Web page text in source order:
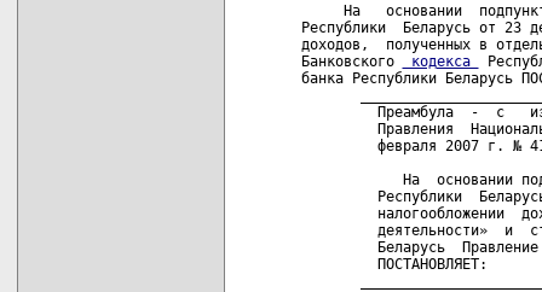
На   основании
Республики  Беларусь от 23
доходов,  полученных в
Банковского
кодекса Республики  Беларусь  Правление  Национального
банка Республики Беларусь ПОСТАНОВЛЯЕТ:  
       _______________________________________________ _______ ___ _
         Преамбула  -  с   изменениями,  внесенными   постановлением
         Правления  Национального  банка Республики  Беларусь  от  2
         февраля 2007 г. № 41
            
            На  основании подпункта 1.8 пункта 1 Декрета  Президента
         Республики  Беларусь  от  23  декабря  1999  г.  №  43   «О
         налогообложении  доходов,  полученных  в  отдельных  сферах
         деятельности»  и  статьи 26 Банковского кодекса  Республики
         Беларусь  Правление Национального банка Республики Беларусь
         ПОСТАНОВЛЯЕТ:
       _______________________________________________ _______ ___ _

     1.  Утвердить  прилагаемую  Инструкцию  о  порядке  определения
затрат  по  операциям с ценными бумагами, осуществляемым  банками  и
небанковскими кредитно-финансовыми организациями.
     2.  Разъяснения по порядку применения норм Инструкции о порядке
определения  затрат по операциям с ценными бумагами,  осуществляемым
банками  и  небанковскими кредитно-финансовыми организациями,  могут
быть   даны   за   подписью   заместителя   Председателя   Правления
Национального банка Республики Беларусь, направляющего  деятельность